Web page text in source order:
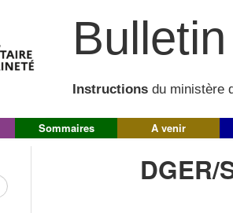
Instructions du ministère
Sommaires A venir
DGER/